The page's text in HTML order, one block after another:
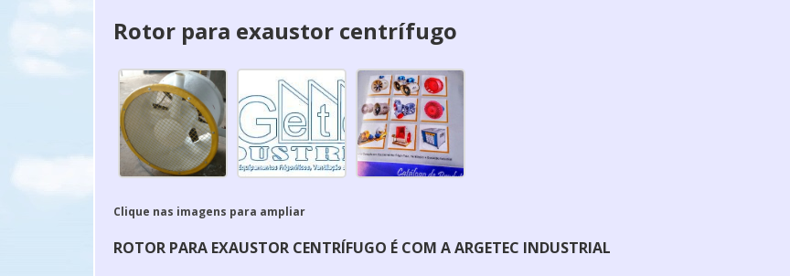
Rotor para exaustor centrífugo
Clique nas imagens para ampliar
ROTOR PARA EXAUSTOR CENTRÍFUGO É COM A ARGETEC INDUSTRIAL